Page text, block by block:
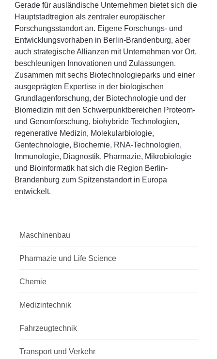
Gerade für ausländische Unternehmen bietet sich die
Hauptstadtregion als zentraler europäischer
Forschungsstandort an. Eigene Forschungs- und
Entwicklungsvorhaben in Berlin-Brandenburg, aber
auch strategische Allianzen mit Unternehmen vor Ort,
beschleunigen Innovationen und Zulassungen.
Zusammen mit sechs Biotechnologieparks und einer
ausgeprägten Expertise in der biologischen
Grundlagenforschung, der Biotechnologie und der
Biomedizin mit den Schwerpunktbereichen Proteom-
und Genomforschung, biohybride Technologien,
regenerative Medizin, Molekularbiologie,
Gentechnologie, Biochemie, RNA-Technologien,
Immunologie, Diagnostik, Pharmazie, Mikrobiologie
und Bioinformatik hat sich die Region Berlin-
Brandenburg zum Spitzenstandort in Europa
entwickelt.
Maschinenbau
Pharmazie und Life Science
Chemie
Medizintechnik
Fahrzeugtechnik
Transport und Verkehr